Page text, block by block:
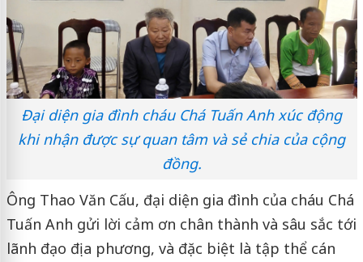
Đại diện gia đình cháu Chá Tuấn Anh xúc động
khi nhận được sự quan tâm và sẻ chia của cộng
đồng.
Ông Thao Văn Cấu, đại diện gia đình của cháu Chá
Tuấn Anh gửi lời cảm ơn chân thành và sâu sắc tới
lãnh đạo địa phương, và đặc biệt là tập thể cán